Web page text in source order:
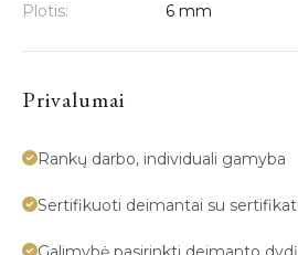
Plotis:
6 mm
Privalumai
Rankų darbo, individuali gamyba
Sertifikuoti deimantai su